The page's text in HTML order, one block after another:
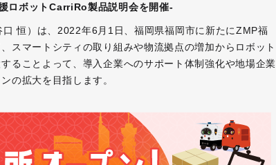
ロボットCarriRo製品説明会を開催‐
恒）は、2022年6月1日、福岡県福岡市に新たにZMP福
スマートシティの取り組みや物流拠点の増加からロボット
ることよって、導入企業へのサポート体制強化や地場企業
の拡大を目指します。